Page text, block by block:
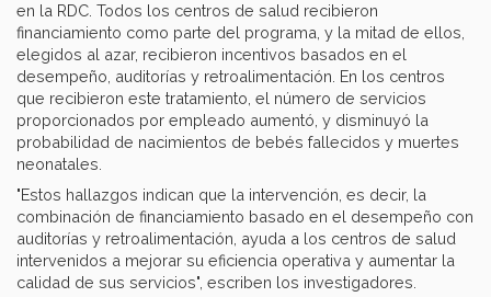
en la RDC. Todos los centros de salud recibieron
financiamiento como parte del programa, y la mitad de ellos,
elegidos al azar, recibieron incentivos basados en el
desempeño, auditorías y retroalimentación. En los centros
que recibieron este tratamiento, el número de servicios
proporcionados por empleado aumentó, y disminuyó la
probabilidad de nacimientos de bebés fallecidos y muertes
neonatales.
"Estos hallazgos indican que la intervención, es decir, la
combinación de financiamiento basado en el desempeño con
auditorías y retroalimentación, ayuda a los centros de salud
intervenidos a mejorar su eficiencia operativa y aumentar la
calidad de sus servicios", escriben los investigadores.